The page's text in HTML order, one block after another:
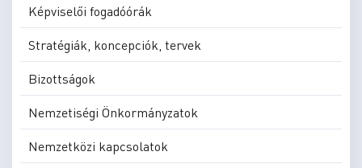
Képviselői fogadóórák
Stratégiák, koncepciók, tervek
Bizottságok
Nemzetiségi Önkormányzatok
Nemzetközi kapcsolatok